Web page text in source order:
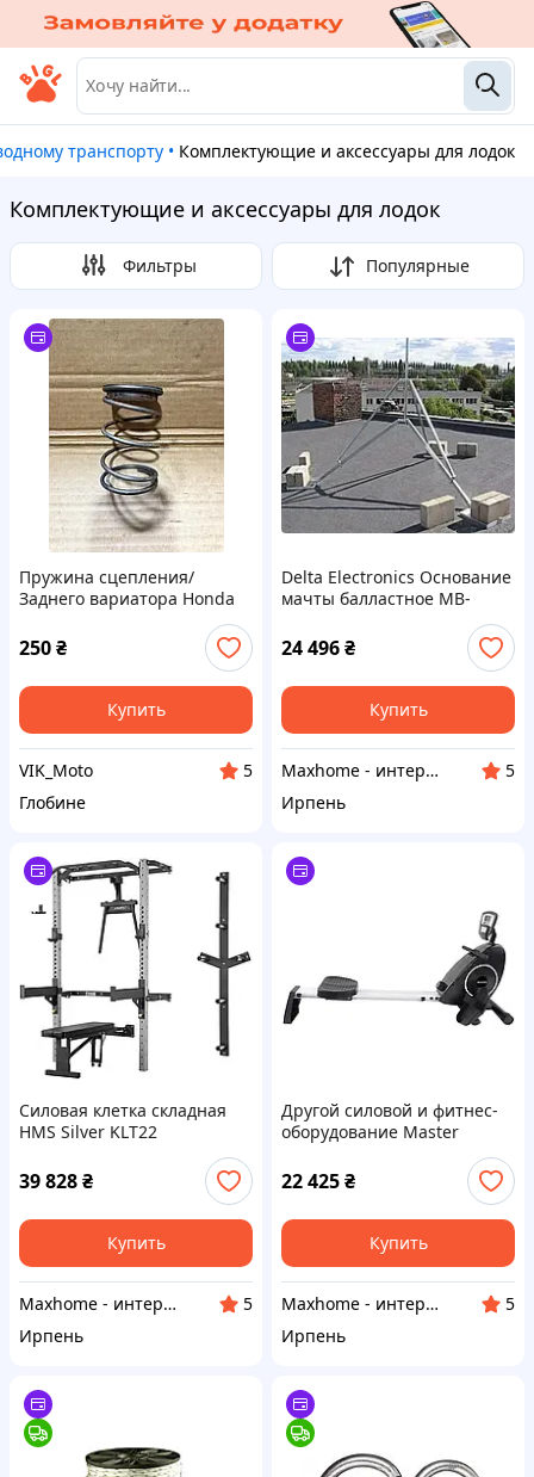
транспорту • Комплектующие и аксессуары для лодок
Комплектующие и аксессуары для лодок
Фильтры Популярные
Пружина сцепления/
Заднего вариатора Honda
24/30/51/Lead Оригинал
250₴
Купить
VIK_Moto
5
Глобине
Delta Electronics Основание
мачты балластное MB-
24 496₴
Купить
Maxhome - интернет магазин
5
Ирпень
Силовая клетка складная
HMS Silver KLT22
39 828₴
Купить
Maxhome - интернет магазин
5
Ирпень
Другой силовой и фитнес-
оборудование Master
гребной тренажер V-420
MAS4A098
22 425₴
Купить
Maxhome - интернет магазин
5
Ирпень